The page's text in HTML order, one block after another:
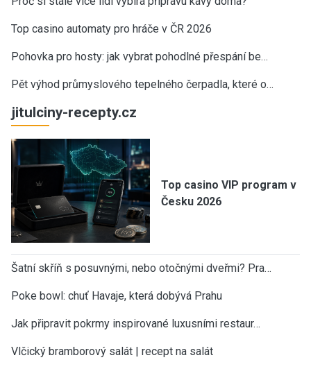
Top casino automaty pro hráče v ČR 2026
Pohovka pro hosty: jak vybrat pohodlné přespání be…
Pět výhod průmyslového tepelného čerpadla, které o…
jitulciny-recepty.cz
Top casino VIP program v
Česku 2026
Šatní skříň s posuvnými, nebo otočnými dveřmi? Pra…
Poke bowl: chuť Havaje, která dobývá Prahu
Jak připravit pokrmy inspirované luxusními restaur…
Vlčický bramborový salát | recept na salát